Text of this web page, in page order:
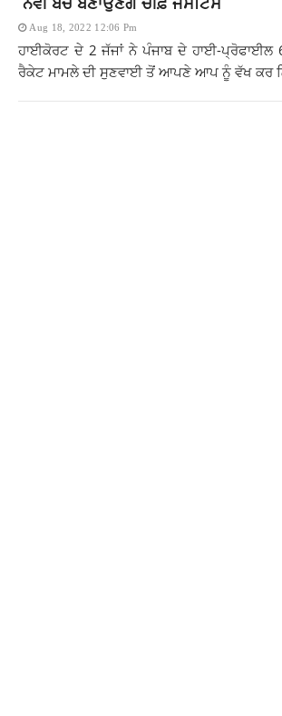
Aug 18, 2022 12:06 Pm
ਹਾਈਕੋਰਟ ਦੇ 2 ਜੱਜਾਂ ਨੇ ਪੰਜਾਬ ਦੇ ਹਾਈ-
ਰੈਕੇਟ ਮਾਮਲੇ ਦੀ ਸੁਣਵਾਈ ਤੋਂ ਆਪਣੇ ਆਪ ਨੂੰ ਵੱਖ ਕਰ